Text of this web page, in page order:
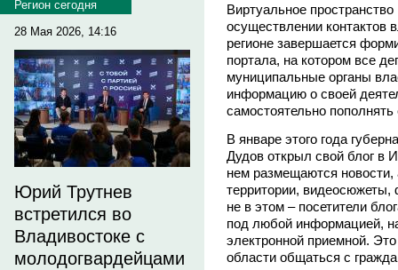
Регион сегодня
28 Мая 2026, 14:16
Юрий Трутнев
встретился во
Владивостоке с
молодогвардейцами
Виртуальное
осуществлении контактов
регионе завершается
портала, на котором все
муниципальные органы
информацию о своей
самостоятельно
В январе этого года
Дудов открыл свой блог в
нем размещаются
территории,
не в этом – посетители
под любой информацией,
электронной приемной.
области общаться с